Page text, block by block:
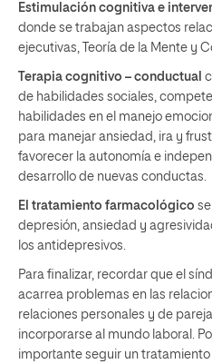
Estimulación cognitiva e
donde se trabajan aspectos
ejecutivas, Teoría de la Mente y
Terapia cognitivo – conductual
de habilidades sociales,
habilidades en el manejo
para manejar ansiedad, ira y
favorecer la autonomía e
desarrollo de nuevas conductas.
El tratamiento farmacológico
depresión, ansiedad y
los antidepresivos.
Para finalizar, recordar que el
acarrea problemas en las
relaciones personales y de
incorporarse al mundo laboral.
importante seguir un